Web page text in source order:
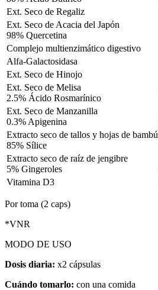
Ext. Seco de Regaliz
Ext. Seco de Acacia del Japón
98% Quercetina
Complejo multienzimático digestivo
Alfa-Galactosidasa
Ext. Seco de Hinojo
Ext. Seco de Melisa
2.5% Ácido Rosmarínico
Ext. Seco de Manzanilla
0.3% Apigenina
Extracto seco de tallos y hojas de bambú
85% Sílice
Extracto seco de raíz de jengibre
5% Gingeroles
Vitamina D3
Por toma (2 caps)
*VNR
MODO DE USO
Dosis diaria: x2 cápsulas
Cuándo tomarlo: con una comida